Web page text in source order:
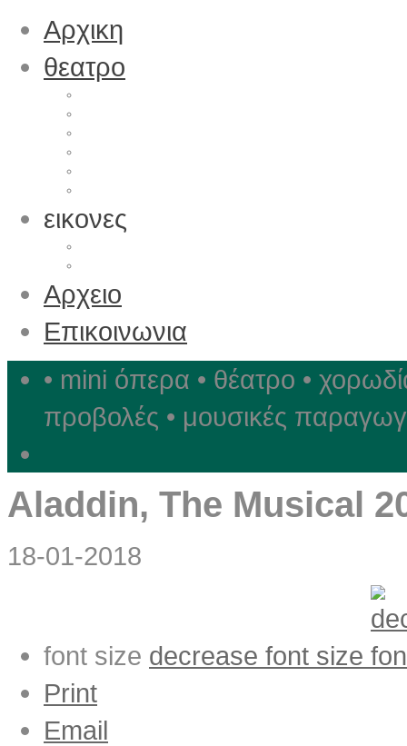
Αρχικη
θεατρο
εικονες
Αρχειο
Επικοινωνια
• mini όπερα • θέατρο •
προβολές • μουσικές
Aladdin, The Musical
18-01-2018
font size decrease font size
Print
Email